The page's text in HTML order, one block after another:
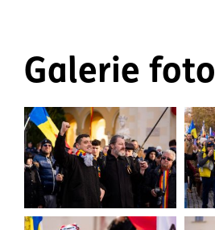
Galerie foto